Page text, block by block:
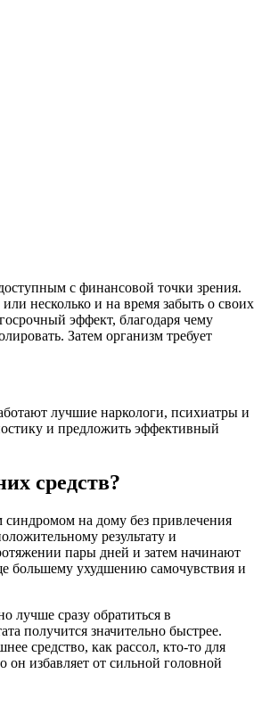
с финансовой точки зрения.
несколько и на время забыть о своих
эффект, благодаря чему
Затем организм требует
лучшие наркологи, психиатры и
и предложить эффективный
средств?
на дому без привлечения
результату и
пары дней и затем начинают
большему ухудшению самочувствия и
лучше сразу обратиться в
получится значительно быстрее.
средство, как рассол, кто-то для
избавляет от сильной головной